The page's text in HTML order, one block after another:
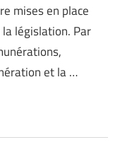
mises en place
législation. Par
et la …